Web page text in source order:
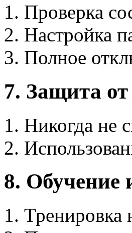
Проверка
Настройка
Полное
7. Защита
Никогда не
8. Обучение
Тренировка